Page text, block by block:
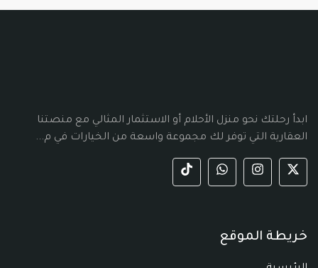
ابدأ رحلتك نحو منزل الأحلام أو الاستثمار المثالي مع منصتنا
العقارية التي توفر لك مجموعة واسعة من الخيارات في م...
خريطة الموقع